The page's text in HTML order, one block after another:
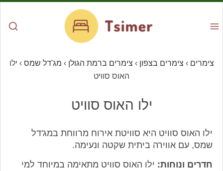
צימרים › צימרים בצפון › צימרים ברמת הגולן › מג'דל שמס › ילו
האוס סוויט
ילו האוס סוויט
ילו האוס סוויט היא סוויטת אירוח מרווחת במג'דל
שמס, עם אווירה ביתית שקטה ונעימה.
חדרים ונוחות: ילו האוס סוויט מתאימה במיוחד למי